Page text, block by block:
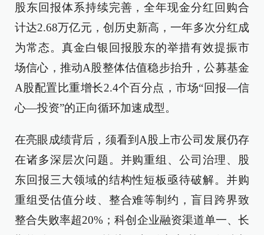
股东回报体系持续完善，全年现金分红回购合
计达2.68万亿元，创历史新高，一年多次分红成
为常态。真金白银回报股东的举措有效提振市
场信心，推动A股整体估值稳步抬升，公募基金
A股配置比重增长2.4个百分点，市场“回报—信
心—投资”的正向循环加速成型。
在亮眼成绩背后，须看到A股上市公司发展仍存
在诸多深层次问题。并购重组、公司治理、股
东回报三大领域的结构性短板亟待破解。并购
重组受估值分歧、整合难等制约，盲目跨界致
整合失败率超20%；科创企业融资渠道单一、长